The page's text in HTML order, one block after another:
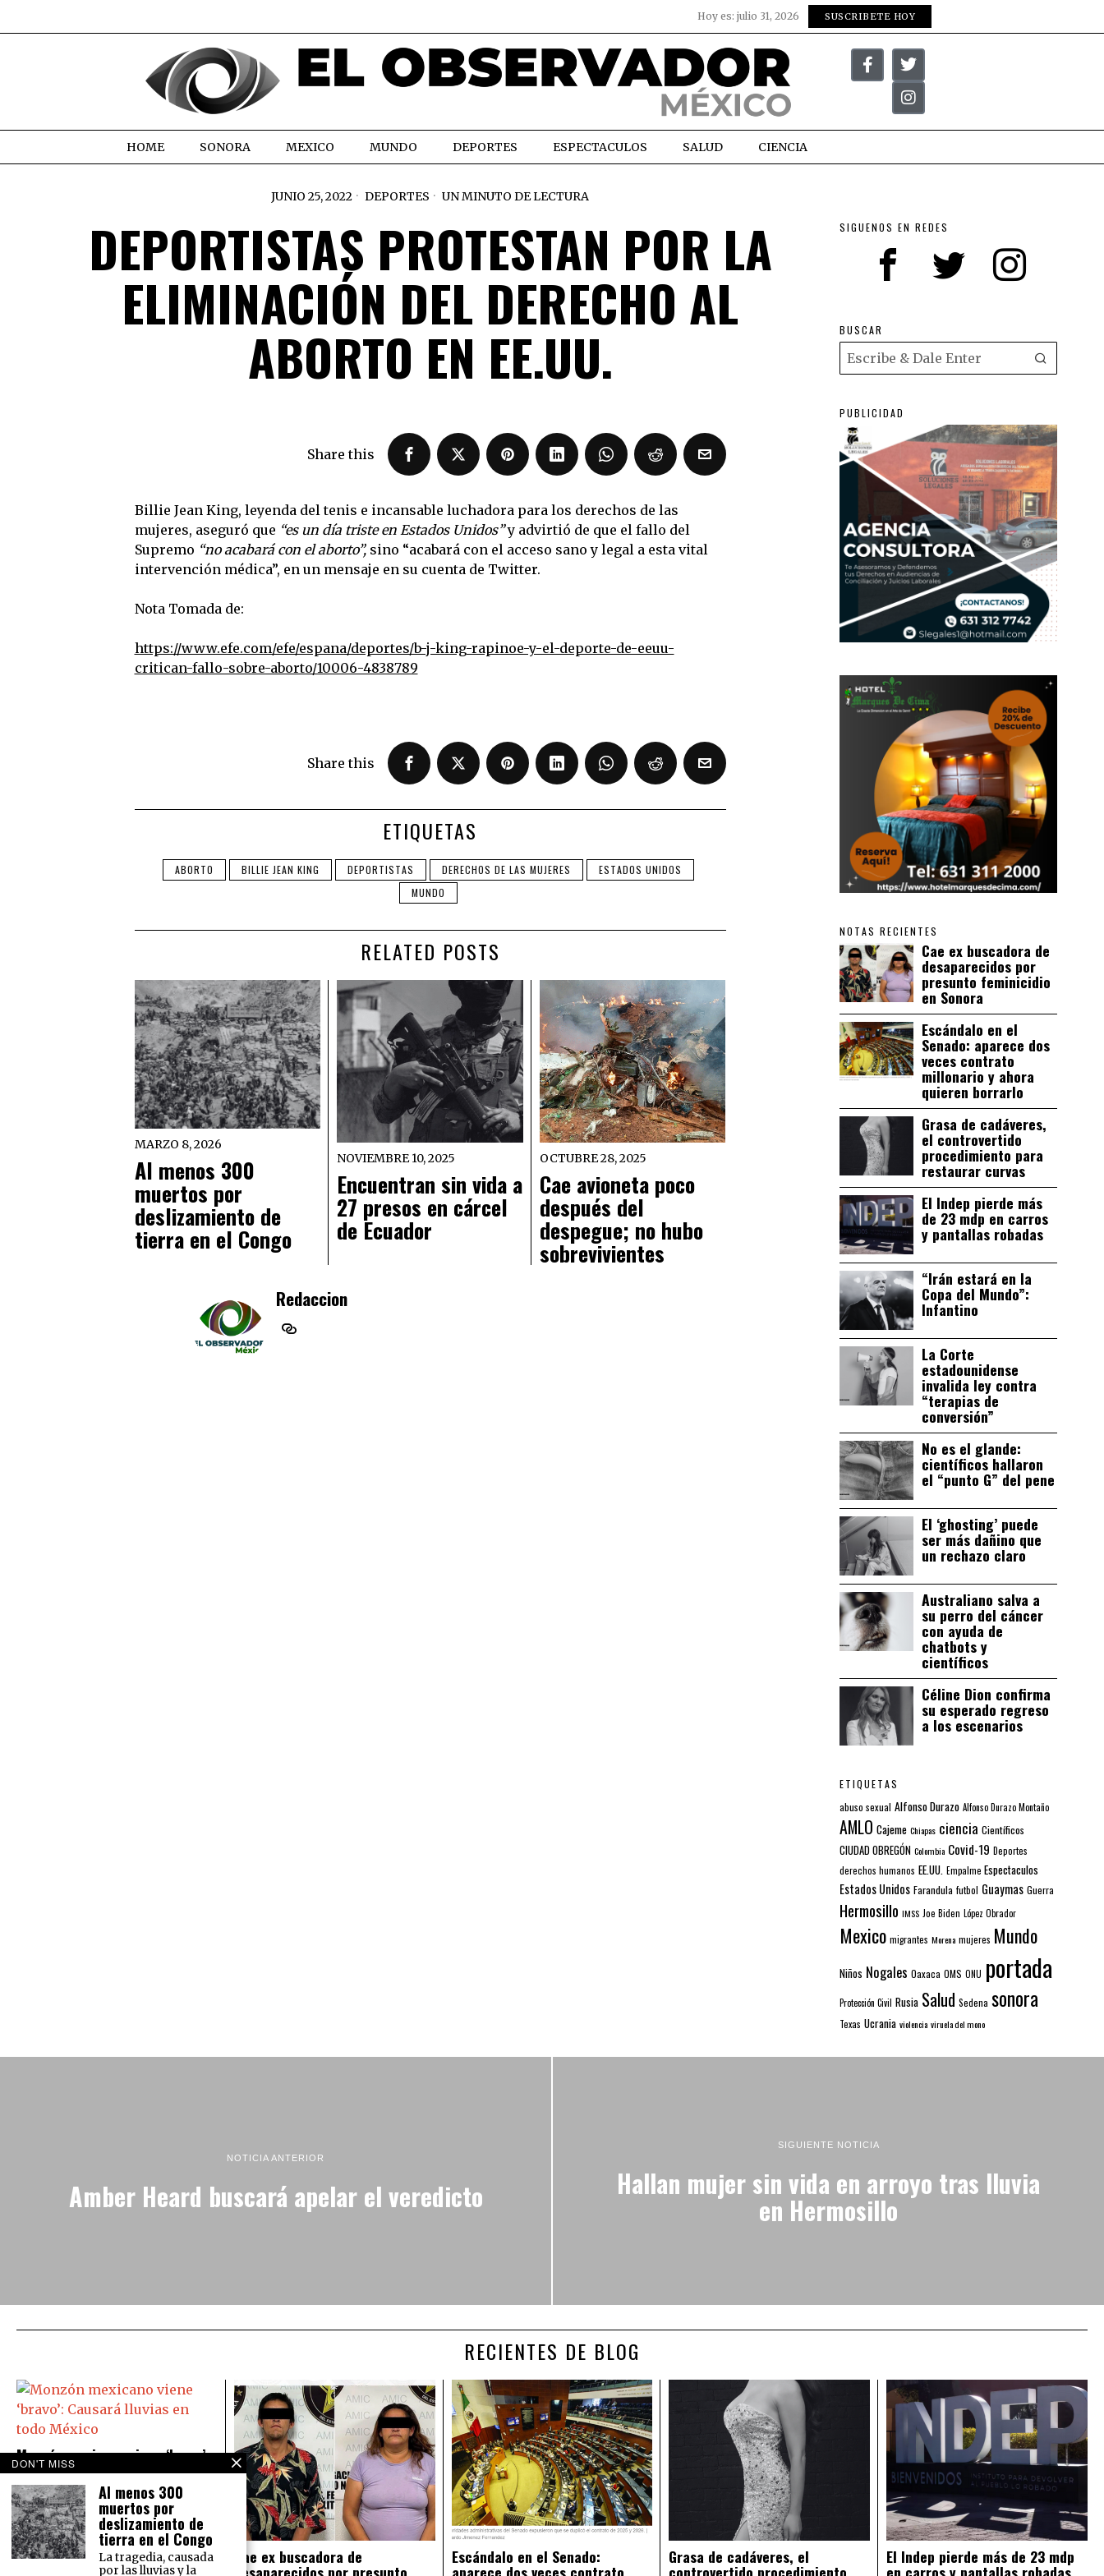
Hoy es: julio 31, 2026 SUSCRIBETE HOY
HOME SONORA MEXICO MUNDO DEPORTES ESPECTACULOS SALUD CIENCIA
JUNIO 25, 2022 DEPORTES UN MINUTO DE LECTURA
DEPORTISTAS PROTESTAN POR LA
ELIMINACIÓN DEL DERECHO AL
ABORTO EN EE.UU.
Share this
Billie Jean King, leyenda del tenis e incansable luchadora para los derechos de las
mujeres, aseguró que “es un día triste en Estados Unidos”y advirtió de que el fallo del
Supremo “no acabará con el aborto”,sino “acabará con el acceso sano y legal a esta vital
intervención médica”, en un mensaje en su cuenta de Twitter.
Nota Tomada de:
https://www.efe.com/efe/espana/deportes/b-j-king-rapinoe-y-el-deporte-de-eeuu-
critican-fallo-sobre-aborto/10006-4838789
Share this
ETIQUETAS
ABORTO BILLIE JEAN KING DEPORTISTAS DERECHOS DE LAS MUJERES
ESTADOS UNIDOS
MUNDO
RELATED POSTS
MARZO 8, 2026
Al menos 300
muertos por
deslizamiento de
tierra en el Congo
NOVIEMBRE 10, 2025
Encuentran sin vida a
27 presos en cárcel
de Ecuador
OCTUBRE 28, 2025
Cae avioneta poco
después del
despegue; no hubo
sobrevivientes
Redaccion
SIGUENOS EN REDES
BUSCAR
PUBLICIDAD
NOTAS RECIENTES
Cae ex buscadora de
desaparecidos por
presunto feminicidio
en Sonora
Escándalo en el
Senado: aparece dos
veces contrato
millonario y ahora
quieren borrarlo
Grasa de cadáveres,
el controvertido
procedimiento para
restaurar curvas
El Indep pierde más
de 23 mdp en carros
y pantallas robadas
“Irán estará en la
Copa del Mundo”:
Infantino
La Corte
estadounidense
invalida ley contra
“terapias de
conversión”
No es el glande:
científicos hallaron
el “punto G” del pene
El ‘ghosting’ puede
ser más dañino que
un rechazo claro
Australiano salva a
su perro del cáncer
con ayuda de
chatbots y
científicos
Céline Dion confirma
su esperado regreso
a los escenarios
ETIQUETAS
abuso sexual Alfonso Durazo Alfonso Durazo Montaño
AMLO Cajeme Chiapas ciencia Científicos
CIUDAD OBREGÓN Colombia Covid-19 Deportes
derechos humanos EE.UU. Empalme Espectaculos
Estados Unidos Farandula futbol Guaymas Guerra
Hermosillo IMSS Joe Biden López Obrador
Mexico migrantes Morena mujeres Mundo
Niños Nogales Oaxaca OMS ONU portada
Protección Civil Rusia Salud Sedena sonora
Texas Ucrania violencia viruela del mono
NOTICIA ANTERIOR
Amber Heard buscará apelar el veredicto
SIGUIENTE NOTICIA
Hallan mujer sin vida en arroyo tras lluvia
en Hermosillo
RECIENTES DE BLOG
Monzón mexicano viene ‘bravo’:
Causará lluvias en todo México
El Servicio Meteorológico Nacional
prevé para este martes 16 de
agosto lluvias intensas en el norte
del país y lluvias muy fuertes en la
Cae ex buscadora de
desaparecidos por presunto
Escándalo en el Senado:
aparece dos veces contrato
Grasa de cadáveres, el
controvertido procedimiento
El Indep pierde más de 23 mdp
en carros y pantallas robadas
DON'T MISS
Al menos 300
muertos por
deslizamiento de
tierra en el Congo
La tragedia, causada
por las lluvias y la